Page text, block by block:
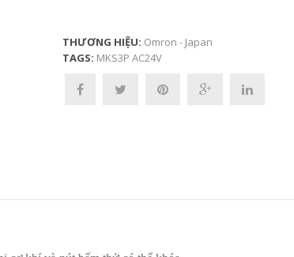
THƯƠNG HIỆU: Omron - Japan
TAGS: MKS3P AC24V